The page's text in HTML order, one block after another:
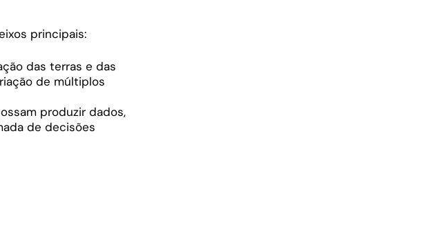
principais:
das terras e das
de múltiplos
produzir dados,
de decisões